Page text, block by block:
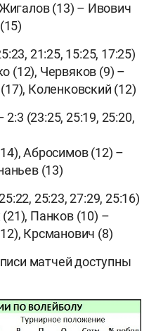
(13) – Ивович
21:25, 15:25, 17:25)
(12), Червяков (9) –
Коленковский (12)
(23:25, 25:19, 25:20,
Абросимов (12) –
(13)
25:23, 27:29, 25:16)
Панков (10) –
Крсманович (8)
матчей доступны